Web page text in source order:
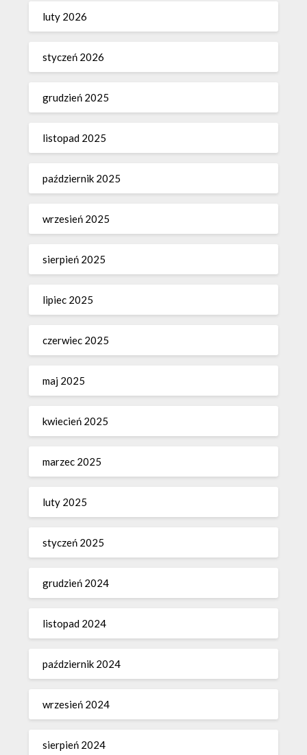
luty 2026
styczeń 2026
grudzień 2025
listopad 2025
październik 2025
wrzesień 2025
sierpień 2025
lipiec 2025
czerwiec 2025
maj 2025
kwiecień 2025
marzec 2025
luty 2025
styczeń 2025
grudzień 2024
listopad 2024
październik 2024
wrzesień 2024
sierpień 2024